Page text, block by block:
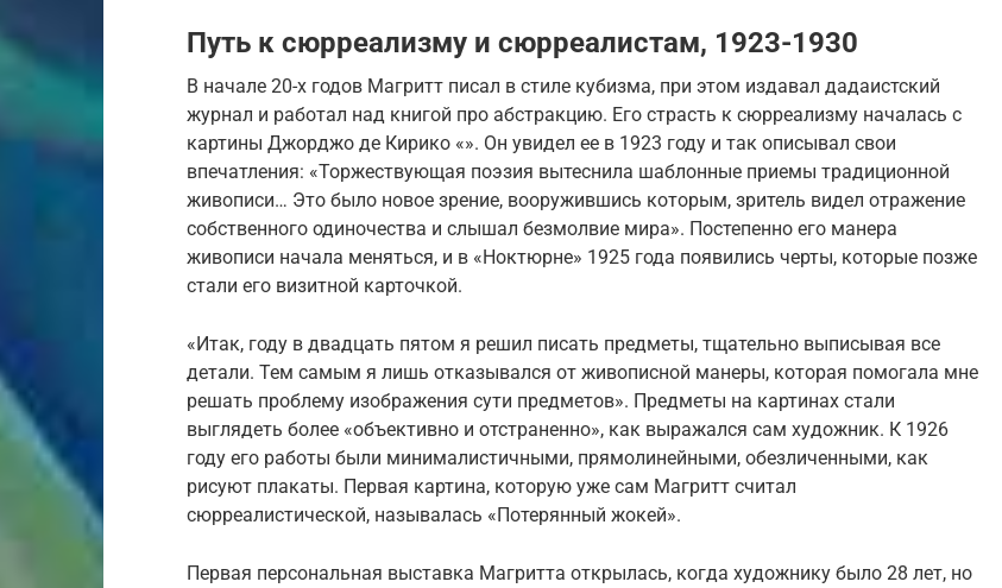
Путь к сюрреализму и сюрреалистам, 1923-1930
В начале 20-х годов Магритт писал в стиле кубизма, при этом издавал дадаистский
журнал и работал над книгой про абстракцию. Его страсть к сюрреализму началась с
картины Джорджо де Кирико «». Он увидел ее в 1923 году и так описывал свои
впечатления: «Торжествующая поэзия вытеснила шаблонные приемы традиционной
живописи… Это было новое зрение, вооружившись которым, зритель видел отражение
собственного одиночества и слышал безмолвие мира». Постепенно его манера
живописи начала меняться, и в «Ноктюрне» 1925 года появились черты, которые позже
стали его визитной карточкой.
«Итак, году в двадцать пятом я решил писать предметы, тщательно выписывая все
детали. Тем самым я лишь отказывался от живописной манеры, которая помогала мне
решать проблему изображения сути предметов». Предметы на картинах стали
выглядеть более «объективно и отстраненно», как выражался сам художник. К 1926
году его работы были минималистичными, прямолинейными, обезличенными, как
рисуют плакаты. Первая картина, которую уже сам Магритт считал
сюрреалистической, называлась «Потерянный жокей».
Первая персональная выставка Магритта открылась, когда художнику было 28 лет, но